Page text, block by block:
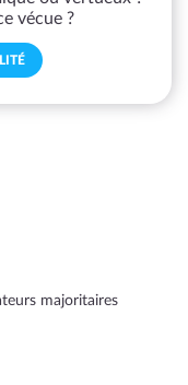
vécue ?
majoritaires